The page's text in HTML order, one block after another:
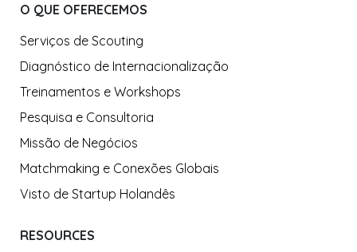
O QUE OFERECEMOS
Serviços de Scouting
Diagnóstico de Internacionalização
Treinamentos e Workshops
Pesquisa e Consultoria
Missão de Negócios
Matchmaking e Conexões Globais
Visto de Startup Holandês
RESOURCES